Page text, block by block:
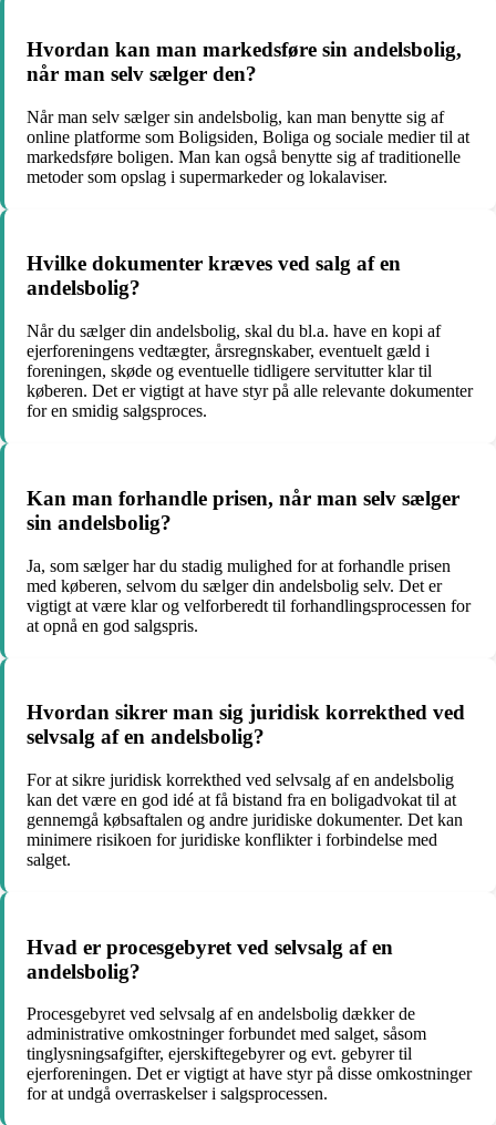
Hvordan kan man markedsføre sin andelsbolig,
når man selv sælger den?
Når man selv sælger sin andelsbolig, kan man benytte sig af
online platforme som Boligsiden, Boliga og sociale medier til at
markedsføre boligen. Man kan også benytte sig af traditionelle
metoder som opslag i supermarkeder og lokalaviser.
Hvilke dokumenter kræves ved salg af en
andelsbolig?
Når du sælger din andelsbolig, skal du bl.a. have en kopi af
ejerforeningens vedtægter, årsregnskaber, eventuelt gæld i
foreningen, skøde og eventuelle tidligere servitutter klar til
køberen. Det er vigtigt at have styr på alle relevante dokumenter
for en smidig salgsproces.
Kan man forhandle prisen, når man selv sælger
sin andelsbolig?
Ja, som sælger har du stadig mulighed for at forhandle prisen
med køberen, selvom du sælger din andelsbolig selv. Det er
vigtigt at være klar og velforberedt til forhandlingsprocessen for
at opnå en god salgspris.
Hvordan sikrer man sig juridisk korrekthed ved
selvsalg af en andelsbolig?
For at sikre juridisk korrekthed ved selvsalg af en andelsbolig
kan det være en god idé at få bistand fra en boligadvokat til at
gennemgå købsaftalen og andre juridiske dokumenter. Det kan
minimere risikoen for juridiske konflikter i forbindelse med
salget.
Hvad er procesgebyret ved selvsalg af en
andelsbolig?
Procesgebyret ved selvsalg af en andelsbolig dækker de
administrative omkostninger forbundet med salget, såsom
tinglysningsafgifter, ejerskiftegebyrer og evt. gebyrer til
ejerforeningen. Det er vigtigt at have styr på disse omkostninger
for at undgå overraskelser i salgsprocessen.